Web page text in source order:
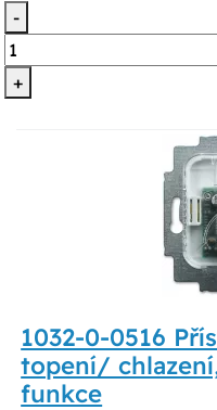
-
+
1032-0-0516
topení/
funkce